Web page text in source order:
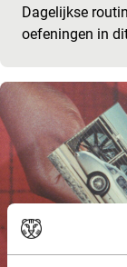
Dagelijkse
oefeningen in